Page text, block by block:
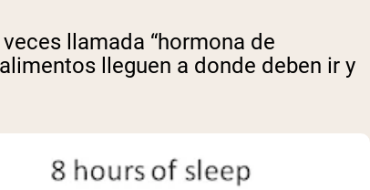
llamada “hormona de
lleguen a donde deben ir y